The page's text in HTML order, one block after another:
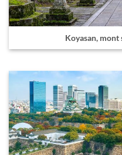
Koyasan, mont